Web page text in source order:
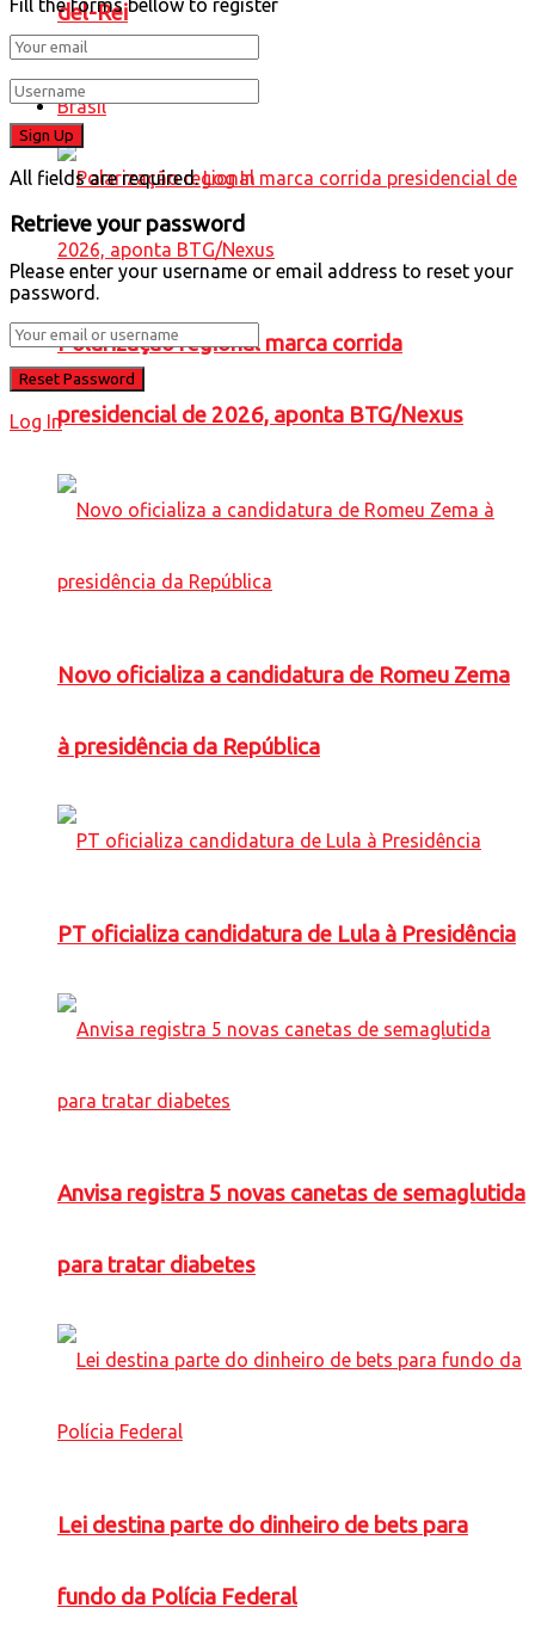
del-Rei
Brasil
Polarização regional marca corrida
presidencial de 2026, aponta BTG/Nexus
Novo oficializa a candidatura de Romeu Zema
à presidência da República
PT oficializa candidatura de Lula à Presidência
Anvisa registra 5 novas canetas de semaglutida
para tratar diabetes
Lei destina parte do dinheiro de bets para
fundo da Polícia Federal
Fill the forms bellow to register
All fields are required. Log In
Retrieve your password
Please enter your username or email address to reset your
password.
Log In